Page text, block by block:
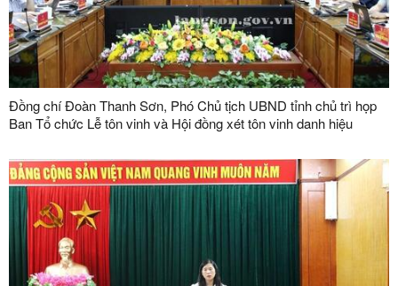
Đồng chí Đoàn Thanh Sơn, Phó Chủ tịch UBND tỉnh chủ trì họp
Ban Tổ chức Lễ tôn vinh và Hội đồng xét tôn vinh danh hiệu
năm 2026